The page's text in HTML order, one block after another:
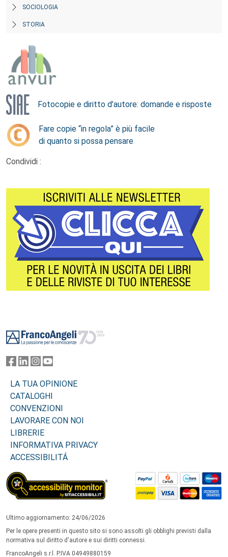
SOCIOLOGIA
STORIA
Fotocopie e diritto d’autore: domande e risposte
Fare copie “in regola” è più facile
di quanto si possa pensare
Condividi :
LA TUA OPINIONE
CATALOGHI
CONVENZIONI
LAVORARE CON NOI
LIBRERIE
INFORMATIVA PRIVACY
ACCESSIBILITÁ
Ultimo aggiornamento: 24/06/2026
Per le opere presenti in questo sito si sono assolti gli obblighi previsti dalla
normativa sul diritto d'autore e sui diritti connessi.
FrancoAngeli s.r.l. P.IVA 04949880159